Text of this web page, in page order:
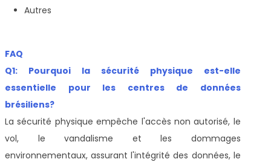
Autres
FAQ
Q1: Pourquoi la sécurité physique est-elle
essentielle pour les centres de données
brésiliens?
La sécurité physique empêche l'accès non autorisé, le
vol, le vandalisme et les dommages
environnementaux, assurant l'intégrité des données, le